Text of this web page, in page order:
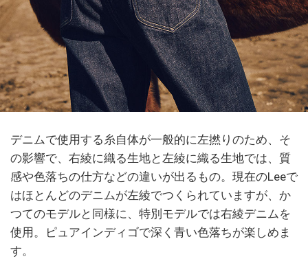
デニムで使用する糸自体が一般的に左撚りのため、そ
の影響で、右綾に織る生地と左綾に織る生地では、質
感や色落ちの仕方などの違いが出るもの。現在のLeeで
はほとんどのデニムが左綾でつくられていますが、か
つてのモデルと同様に、特別モデルでは右綾デニムを
使用。ピュアインディゴで深く青い色落ちが楽しめま
す。